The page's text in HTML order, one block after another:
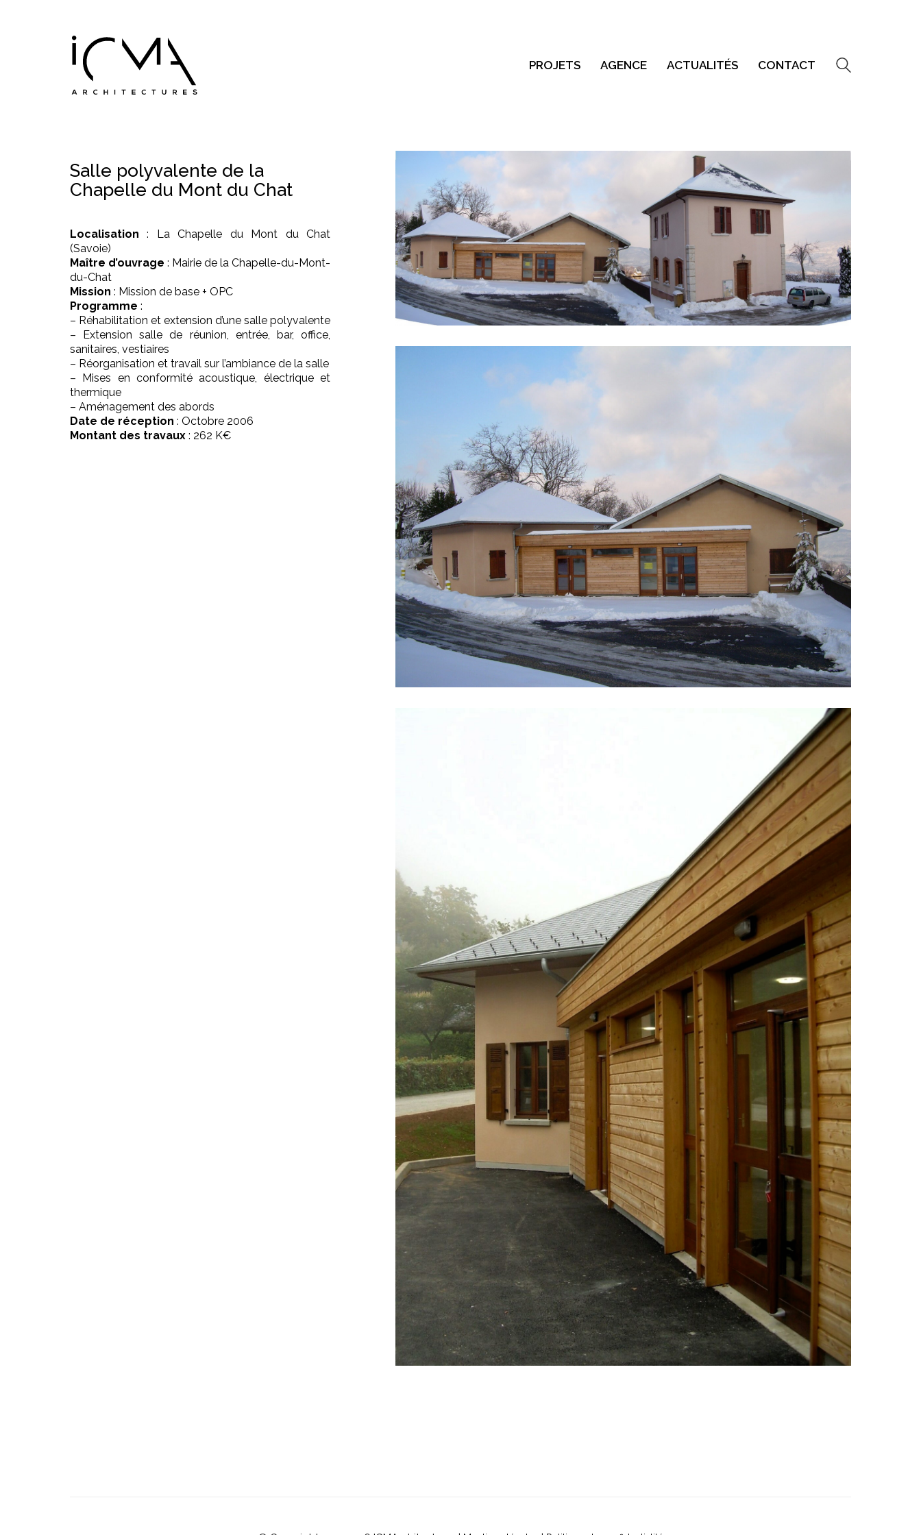
PROJETS AGENCE ACTUALITÉS CONTACT
Salle polyvalente de la
Chapelle du Mont du Chat
Localisation: La Chapelle du Mont du Chat
(Savoie)
Maître d’ouvrage : Mairie de la Chapelle-du-Mont-
du-Chat
Mission : Mission de base + OPC
Programme :
– Réhabilitation et extension d’une salle polyvalente
– Extension salle de réunion, entrée, bar, office,
sanitaires, vestiaires
– Réorganisation et travail sur l’ambiance de la salle
– Mises en conformité acoustique, électrique et
thermique
– Aménagement des abords
Date de réception : Octobre 2006
Montant des travaux : 262 K€